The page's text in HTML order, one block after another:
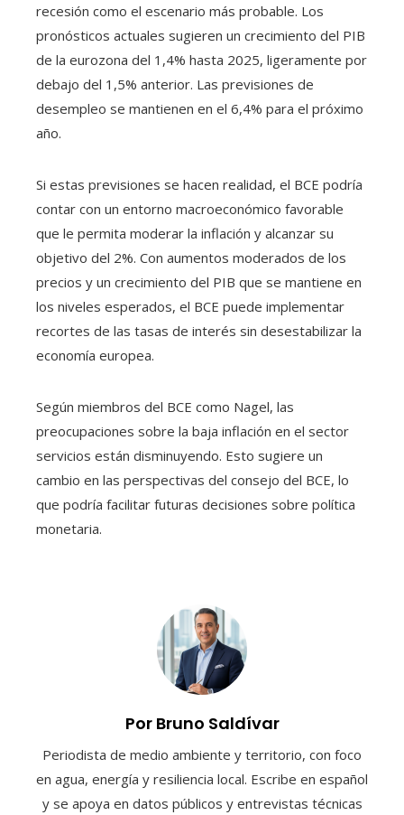
recesión como el escenario más probable. Los
pronósticos actuales sugieren un crecimiento del PIB
de la eurozona del 1,4% hasta 2025, ligeramente por
debajo del 1,5% anterior. Las previsiones de
desempleo se mantienen en el 6,4% para el próximo
año.
Si estas previsiones se hacen realidad, el BCE podría
contar con un entorno macroeconómico favorable
que le permita moderar la inflación y alcanzar su
objetivo del 2%. Con aumentos moderados de los
precios y un crecimiento del PIB que se mantiene en
los niveles esperados, el BCE puede implementar
recortes de las tasas de interés sin desestabilizar la
economía europea.
Según miembros del BCE como Nagel, las
preocupaciones sobre la baja inflación en el sector
servicios están disminuyendo. Esto sugiere un
cambio en las perspectivas del consejo del BCE, lo
que podría facilitar futuras decisiones sobre política
monetaria.
Por Bruno Saldívar
Periodista de medio ambiente y territorio, con foco
en agua, energía y resiliencia local. Escribe en español
y se apoya en datos públicos y entrevistas técnicas